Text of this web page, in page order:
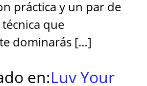
práctica y un par de
que
dominarás […]
en:Luv Your